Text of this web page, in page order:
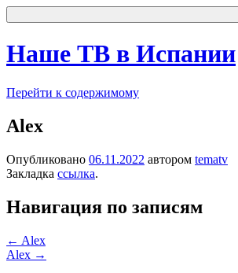
Наше ТВ в Испании
Перейти к содержимому
Alex
Опубликовано 06.11.2022 автором tematv
Закладка ссылка.
Навигация по записям
← Alex
Alex →